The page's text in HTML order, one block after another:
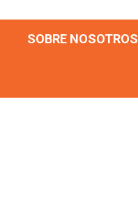
SOBRE NOSOTROS